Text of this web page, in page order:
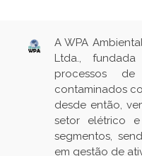
A WPA
Ltda.,
processos
contaminados
desde então,
setor elétrico e
segmentos,
em gestão de